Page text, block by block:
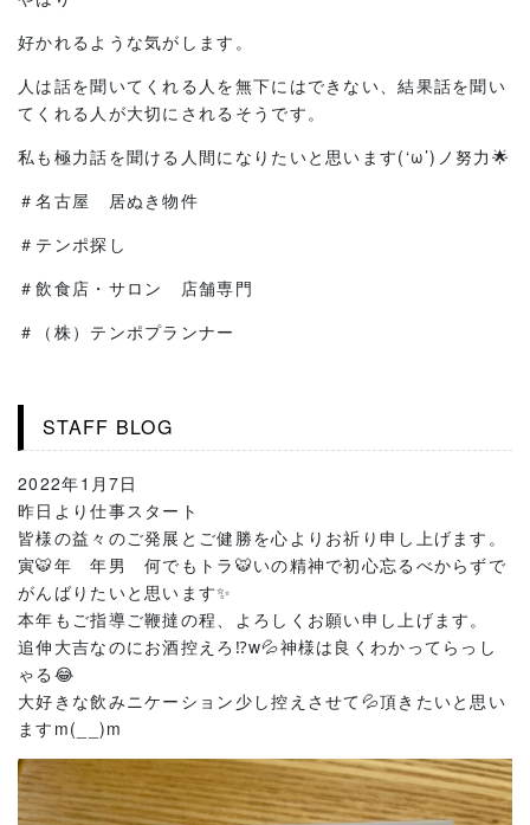
好かれるような気がします。
人は話を聞いてくれる人を無下にはできない、結果話を聞い
てくれる人が大切にされるそうです。
私も極力話を聞ける人間になりたいと思います(‘ω’)ノ努力🌟
＃名古屋 居ぬき物件
＃テンポ探し
＃飲食店・サロン 店舗専門
＃（株）テンポプランナー
STAFF BLOG
2022年1月7日
昨日より仕事スタート
皆様の益々のご発展とご健勝を心よりお祈り申し上げます。
寅🐯年 年男 何でもトラ🐯いの精神で初心忘るべからずで
がんばりたいと思います✨
本年もご指導ご鞭撻の程、よろしくお願い申し上げます。
追伸大吉なのにお酒控えろ⁉w💦神様は良くわかってらっし
ゃる😂
大好きな飲みニケーション少し控えさせて💦頂きたいと思い
ますm(__)m